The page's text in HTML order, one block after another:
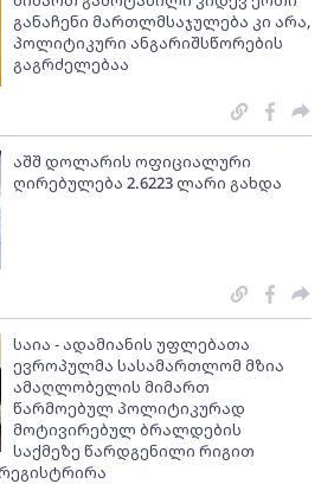
განაჩენი მართლმსაჯულება კი არა,
პოლიტიკური ანგარიშსწორების
გაგრძელებაა
აშშ დოლარის ოფიციალური
ღირებულება 2.6223 ლარი გახდა
საია - ადამიანის უფლებათა
ევროპულმა სასამართლომ მზია
ამაღლობელის მიმართ
წარმოებულ პოლიტიკურად
მოტივირებულ ბრალდების
საქმეზე წარდგენილი რიგით